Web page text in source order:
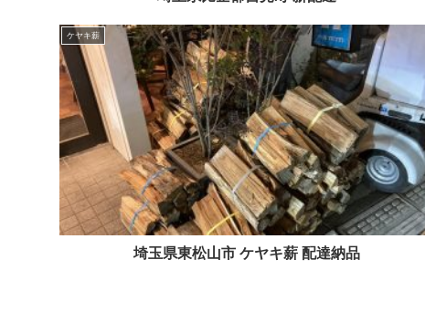
ケヤキ薪
埼玉県東松山市 ケヤキ薪 配達納品